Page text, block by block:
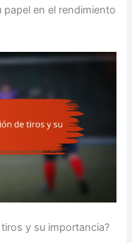
en el rendimiento
y su importancia?